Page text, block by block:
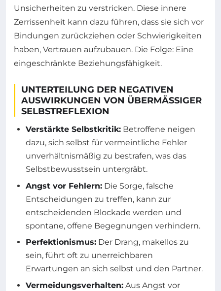
Unsicherheiten zu verstricken. Diese innere
Zerrissenheit kann dazu führen, dass sie sich vor
Bindungen zurückziehen oder Schwierigkeiten
haben, Vertrauen aufzubauen. Die Folge: Eine
eingeschränkte Beziehungsfähigkeit.
UNTERTEILUNG DER NEGATIVEN
AUSWIRKUNGEN VON ÜBERMÄSSIGER S
ELBSTREFLEXION
Verstärkte Selbstkritik: Betroffene neigen
dazu, sich selbst für vermeintliche Fehler
unverhältnismäßig zu bestrafen, was das
Selbstbewusstsein untergräbt.
Angst vor Fehlern: Die Sorge, falsche
Entscheidungen zu treffen, kann zur
entscheidenden Blockade werden und
spontane, offene Begegnungen verhindern.
Perfektionismus: Der Drang, makellos zu
sein, führt oft zu unerreichbaren
Erwartungen an sich selbst und den Partner.
Vermeidungsverhalten: Aus Angst vor